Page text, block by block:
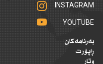
INSTAGRAM
YOUTUBE
بەرنامەکان
ڕاپۆرت
وتار